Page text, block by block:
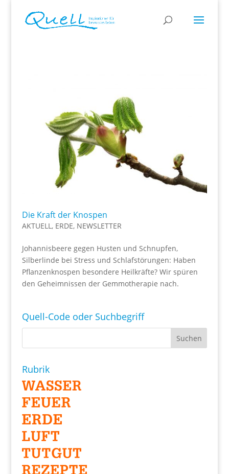
Die Kraft der Knospen
AKTUELL, ERDE, NEWSLETTER
Johannisbeere gegen Husten und Schnupfen,
Silberlinde bei Stress und Schlafstörungen: Haben
Pflanzenknospen besondere Heilkräfte? Wir spüren
den Geheimnissen der Gemmotherapie nach.
Quell-Code oder Suchbegriff
Rubrik